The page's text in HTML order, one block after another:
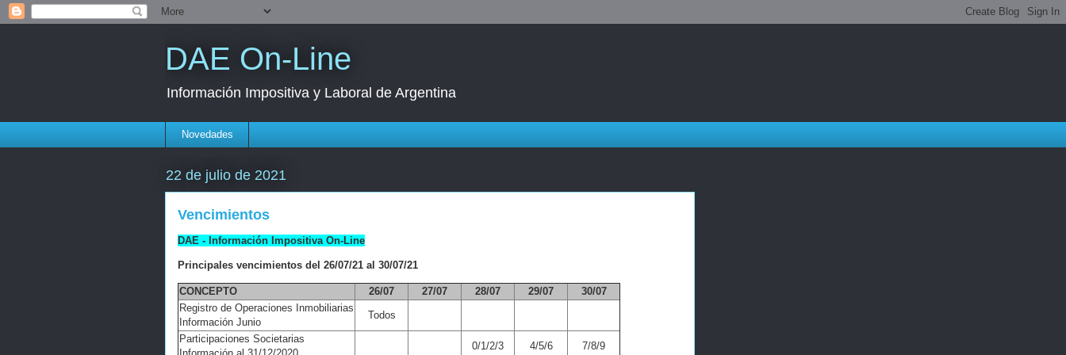
DAE On-Line
Información Impositiva y Laboral de Argentina
Novedades
22 de julio de 2021
Vencimientos
DAE - Información Impositiva On-Line
Principales vencimientos del 26/07/21 al 30/07/21
CONCEPTO 26/07 27/07 28/07 29/07
30/07
Registro de Operaciones Inmobiliarias
Información Junio
Todos
Participaciones Societarias
0/1/2/3 4/5/6 7/8/9